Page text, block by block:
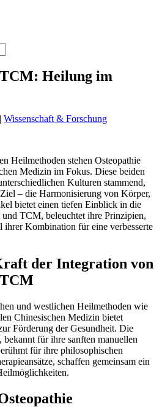
Heilung im
| Wissenschaft & Forschung
Heilmethoden stehen Osteopathie
Medizin im Fokus. Diese beiden
Kulturen stammend,
– die Harmonisierung von Körper,
bietet einen tiefen Einblick in die
TCM, beleuchtet ihre Prinzipien,
ihrer Kombination für eine verbesserte
der Integration von
und westlichen Heilmethoden wie
Chinesischen Medizin bietet
Förderung der Gesundheit. Die
für ihre sanften manuellen
für ihre philosophischen
schaffen gemeinsam ein